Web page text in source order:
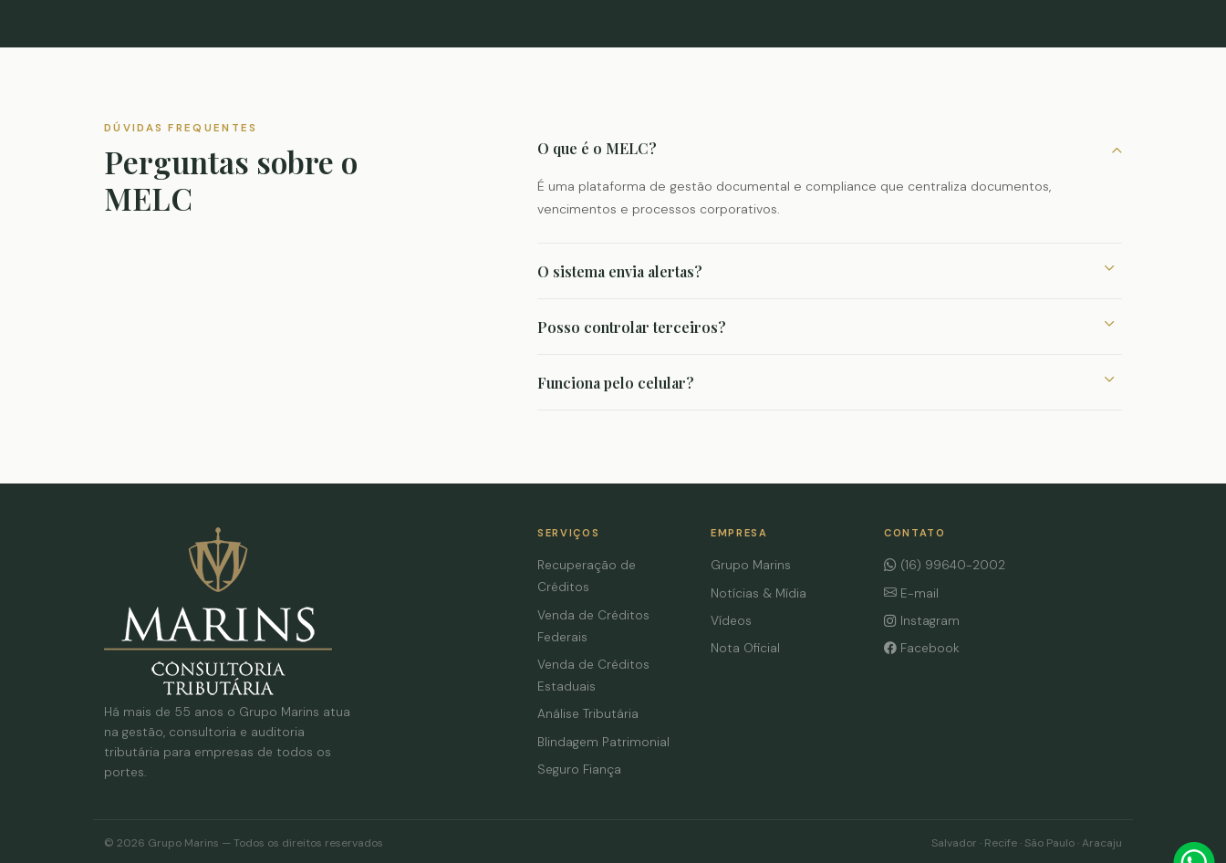
DÚVIDAS FREQUENTES
Perguntas sobre o
MELC
O que é o MELC?
É uma plataforma de gestão documental e compliance que centraliza documentos,
vencimentos e processos corporativos.
O sistema envia alertas?
Posso controlar terceiros?
Funciona pelo celular?
Há mais de 55 anos o Grupo Marins atua
na gestão, consultoria e auditoria
tributária para empresas de todos os
portes.
SERVIÇOS
Recuperação de
Créditos
Venda de Créditos
Federais
Venda de Créditos
Estaduais
Análise Tributária
Blindagem Patrimonial
Seguro Fiança
EMPRESA
Grupo Marins
Notícias & Mídia
Vídeos
Nota Oficial
CONTATO
(16) 99640-2002
E-mail
Instagram
Facebook
© 2026 Grupo Marins — Todos os direitos reservados Salvador · Recife · São Paulo · Aracaju